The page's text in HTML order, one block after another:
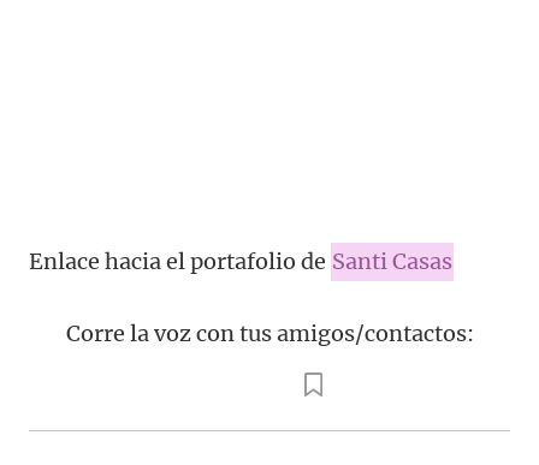
Enlace hacia el portafolio de Santi Casas
Corre la voz con tus amigos/contactos: